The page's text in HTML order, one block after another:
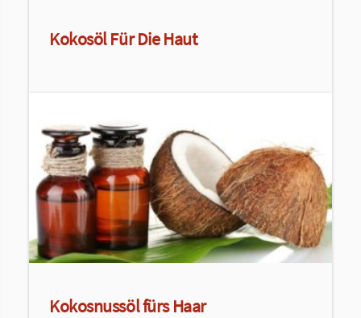
Kokosöl Für Die Haut
Kokosnussöl fürs Haar